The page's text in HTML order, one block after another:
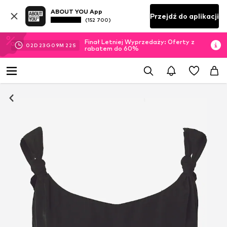
ABOUT YOU App
(152 700) Przejdź do aplikacji
02D 23 G 09M 21 S
Finał Letniej Wyprzedaży: Oferty z
rabatem do 60%